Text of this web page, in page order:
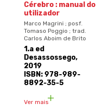
Cérebro : manual do
utilizador
Marco Magrini ; posf.
Tomaso Poggio ; trad.
Carlos Aboim de Brito
1.a ed
Desassossego,
2019
ISBN: 978-989-
8892-35-5
Ver mais